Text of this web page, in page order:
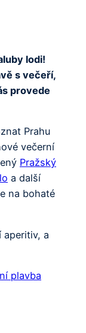
lodi!
s večeří,
provede
Prahu
večerní
Pražský
a další
na bohaté
aperitiv, a
plavba